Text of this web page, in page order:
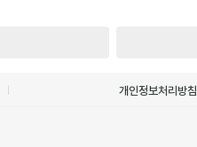
개인정보처리방침